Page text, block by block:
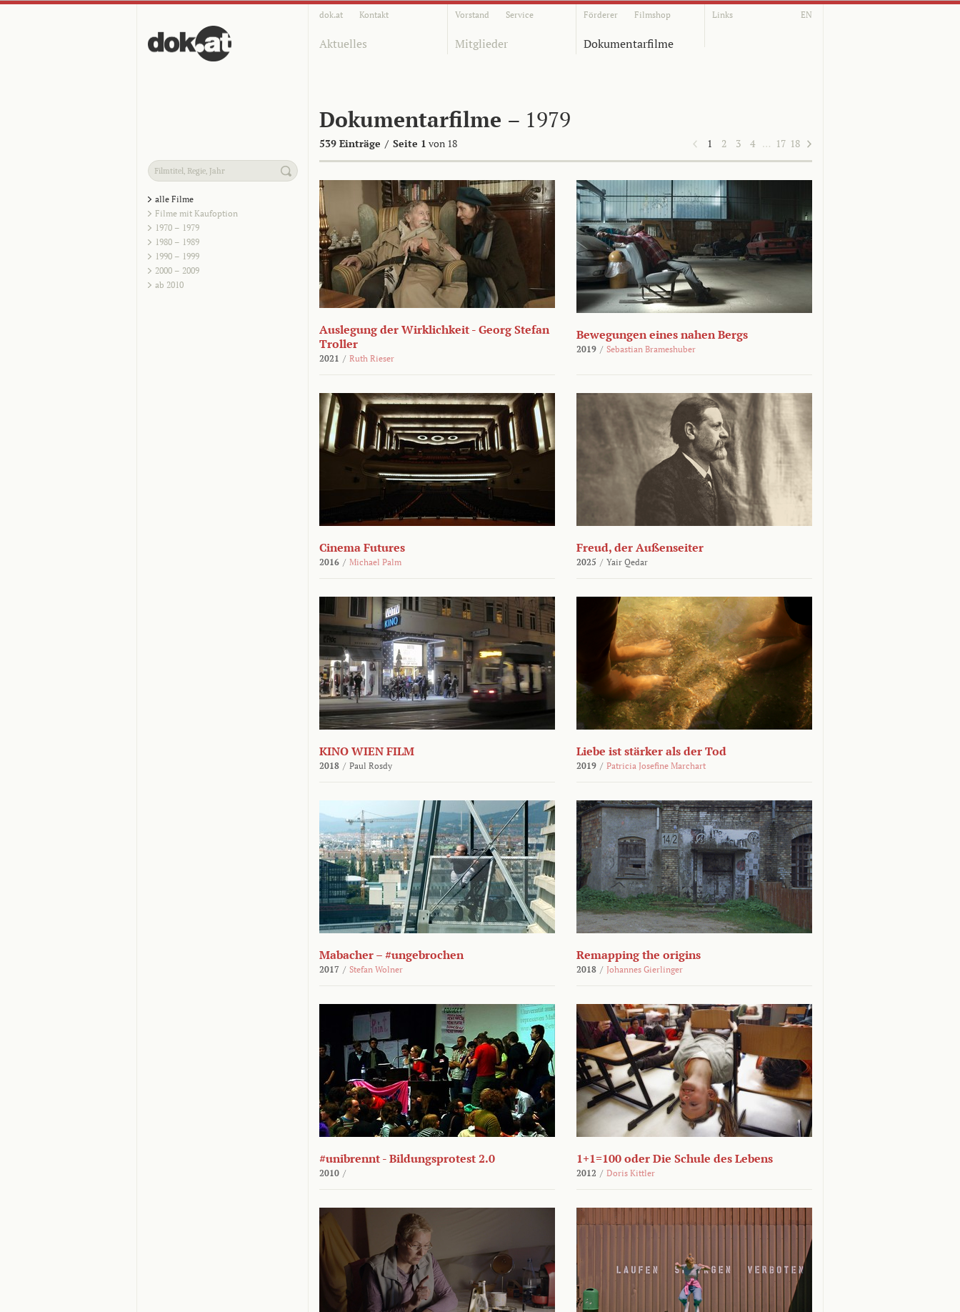
dok.at Kontakt Vorstand Service Förderer Filmshop Links EN
Aktuelles Mitglieder Dokumentarfilme
Dokumentarfilme – 1979
539 Einträge / Seite 1 von 18 1 2 3 4 … 17 18
alle Filme
Filme mit Kaufoption
1970 – 1979
1980 – 1989
1990 – 1999
2000 – 2009
ab 2010
Auslegung der Wirklichkeit - Georg Stefan
Troller
2021 / Ruth Rieser
Bewegungen eines nahen Bergs
2019 / Sebastian Brameshuber
Cinema Futures
2016 / Michael Palm
Freud, der Außenseiter
2025 / Yair Qedar
KINO WIEN FILM
2018 / Paul Rosdy
Liebe ist stärker als der Tod
2019 / Patricia Josefine Marchart
Mabacher – #ungebrochen
2017 / Stefan Wolner
Remapping the origins
2018 / Johannes Gierlinger
#unibrennt - Bildungsprotest 2.0
2010 /
1+1=100 oder Die Schule des Lebens
2012 / Doris Kittler